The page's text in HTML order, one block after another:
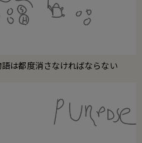
は都度消さなければならない